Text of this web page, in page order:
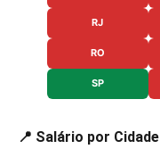
RJ
RO
SP
📍 Salário por Cidade